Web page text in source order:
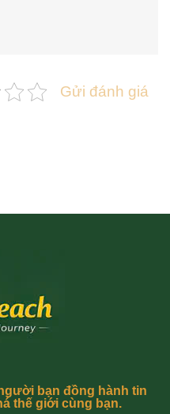
Gửi đánh giá
bạn đồng hành tin
thế giới cùng bạn.